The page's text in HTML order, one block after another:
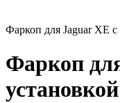
Фаркоп для Jaguar XE с
Фаркоп
установкой